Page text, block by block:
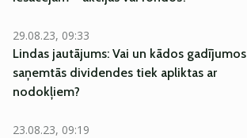
29.08.23, 09:33
Lindas jautājums: Vai un kādos gadījumos
saņemtās dividendes tiek apliktas ar
nodokļiem?
23.08.23, 09:19